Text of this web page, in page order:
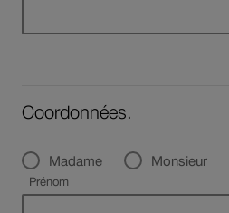
Coordonnées.
CivilitéMadame Monsieur
PrénomChamp obligatoire